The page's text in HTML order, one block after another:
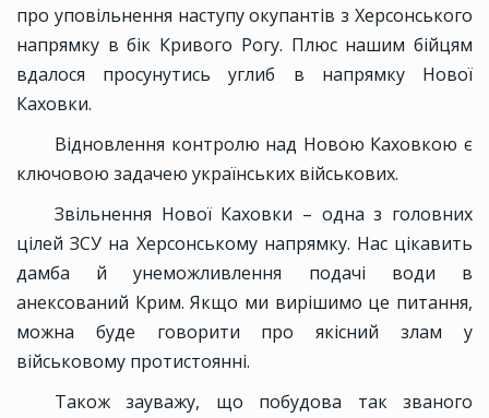
про уповільнення наступу окупантів з Херсонського
напрямку в бік Кривого Рогу. Плюс нашим бійцям
вдалося просунутись углиб в напрямку Нової
Каховки.
Відновлення контролю над Новою Каховкою є
ключовою задачею українських військових.
Звільнення Нової Каховки – одна з головних
цілей ЗСУ на Херсонському напрямку. Нас цікавить
дамба й унеможливлення подачі води в
анексований Крим. Якщо ми вирішимо це питання,
можна буде говорити про якісний злам у
військовому протистоянні.
Також зауважу, що побудова так званого